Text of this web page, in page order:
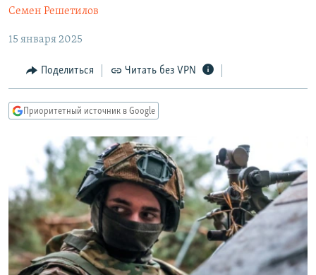
навигации
Вернутся
поиску
IDEL.РЕАЛИИ
КАВКАЗ.РЕАЛИИ
СИБИРЬ.РЕАЛИИ
РАСПИСАНИЕ ВЕЩАНИЯ
ПОДПИШИТЕСЬ НА РАССЫЛКУ
СОЦИАЛЬНЫЕ СЕТИ
Семен Решетилов
15 января 2025
Поделиться Читать без VPN
Приоритетный источник в Google